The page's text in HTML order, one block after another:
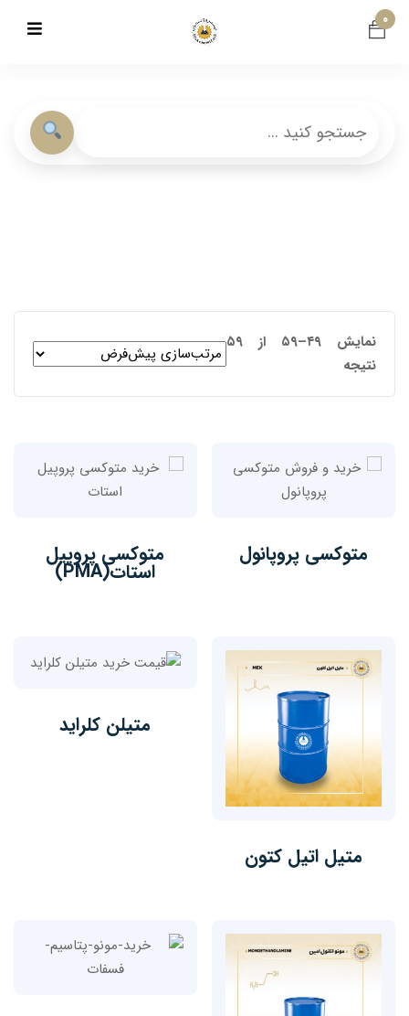
۰
نمایش ۴۹–۵۹ از ۵۹
نتیجه
متوکسی پروپانول متوکسی پروپیل
استات(PMA)
متیل اتیل کتون
متیلن کلراید